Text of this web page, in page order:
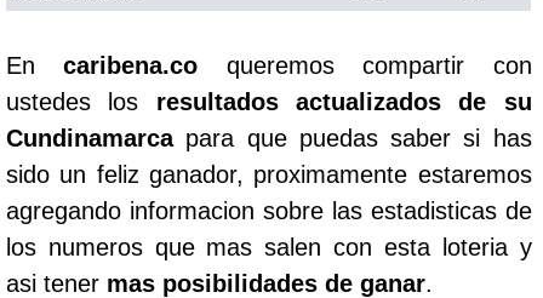
Encaribena.co queremos compartir con
ustedes los resultados actualizados de su
Cundinamarcapara que puedas saber si has
sido un feliz ganador, proximamente estaremos
agregando informacion sobre las estadisticas de
los numeros que mas salen con esta loteria y
asi tener mas posibilidades de ganar.